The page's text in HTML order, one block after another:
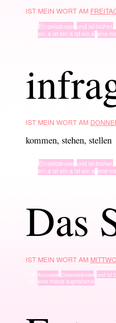
IST MEIN WORT AM
Einzelgänger, und ist bisher.
ein a ist ein a ist ein a,ene
IST MEIN WORT AM
kommen, stehen, stellen
Einzelgänger, und ist bisher.
ein a ist ein a ist ein a,ene
Das
IST MEIN WORT AM
Aussage, Doppelgänger, und ist
ene mene suprahene